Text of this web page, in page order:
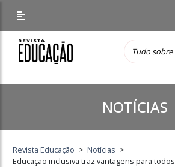
NOTÍCIAS
Revista Educação > Notícias >
Educação inclusiva traz vantagens para todos